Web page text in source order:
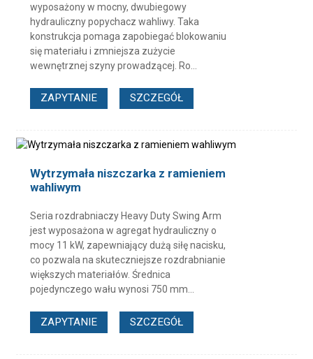
wyposażony w mocny, dwubiegowy
hydrauliczny popychacz wahliwy. Taka
konstrukcja pomaga zapobiegać blokowaniu
się materiału i zmniejsza zużycie
wewnętrznej szyny prowadzącej. Ro...
ZAPYTANIE SZCZEGÓŁ
Wytrzymała niszczarka z ramieniem
wahliwym
Seria rozdrabniaczy Heavy Duty Swing Arm
jest wyposażona w agregat hydrauliczny o
mocy 11 kW, zapewniający dużą siłę nacisku,
co pozwala na skuteczniejsze rozdrabnianie
większych materiałów. Średnica
pojedynczego wału wynosi 750 mm...
ZAPYTANIE SZCZEGÓŁ